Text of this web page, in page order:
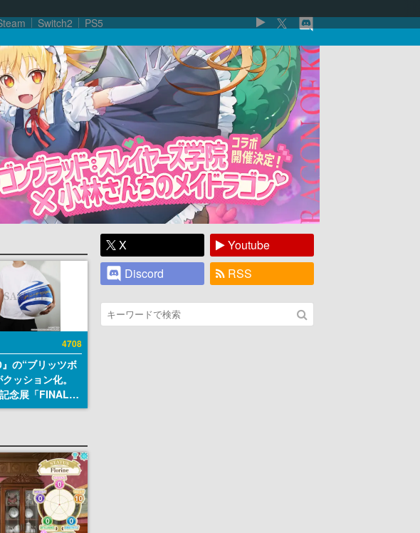
Switch2 PS5
4708
』の“ブリッツボ
ッション化。
念展「FINAL
X MUSEUM-
X
Youtube
Discord
RSS